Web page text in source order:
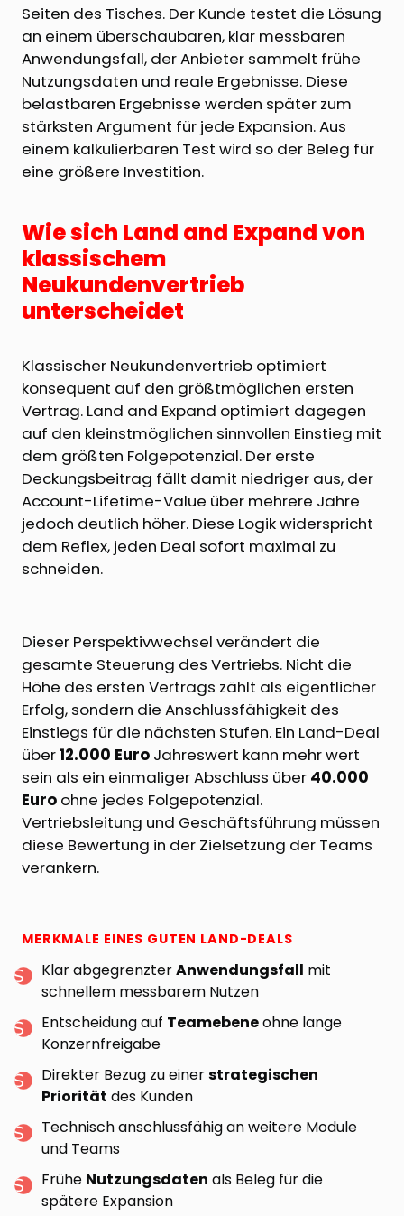
Seiten des Tisches. Der Kunde testet die Lösung
an einem überschaubaren, klar messbaren
Anwendungsfall, der Anbieter sammelt frühe
Nutzungsdaten und reale Ergebnisse. Diese
belastbaren Ergebnisse werden später zum
stärksten Argument für jede Expansion. Aus
einem kalkulierbaren Test wird so der Beleg für
eine größere Investition.
Wie sich Land and Expand von
klassischem
Neukundenvertrieb
unterscheidet
Klassischer Neukundenvertrieb optimiert
konsequent auf den größtmöglichen ersten
Vertrag. Land and Expand optimiert dagegen
auf den kleinstmöglichen sinnvollen Einstieg mit
dem größten Folgepotenzial. Der erste
Deckungsbeitrag fällt damit niedriger aus, der
Account-Lifetime-Value über mehrere Jahre
jedoch deutlich höher. Diese Logik widerspricht
dem Reflex, jeden Deal sofort maximal zu
schneiden.
Dieser Perspektivwechsel verändert die
gesamte Steuerung des Vertriebs. Nicht die
Höhe des ersten Vertrags zählt als eigentlicher
Erfolg, sondern die Anschlussfähigkeit des
Einstiegs für die nächsten Stufen. Ein Land-Deal
über12.000 Euro Jahreswert kann mehr wert
sein als ein einmaliger Abschluss über 40.000
Euro ohne jedes Folgepotenzial.
Vertriebsleitung und Geschäftsführung müssen
diese Bewertung in der Zielsetzung der Teams
verankern.
MERKMALE EINES GUTEN LAND-DEALS
Klar abgegrenzterAnwendungsfall mit
schnellem messbarem Nutzen
Entscheidung auf Teamebeneohne lange
Konzernfreigabe
Direkter Bezug zu einerstrategischen
Priorität des Kunden
Technisch anschlussfähig an weitere Module
und Teams
Frühe Nutzungsdaten als Beleg für die
spätere Expansion